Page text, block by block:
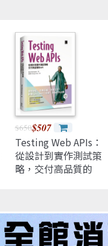
$650$507
Testing Web APIs：
從設計到實作測試策
略，交付高品質的